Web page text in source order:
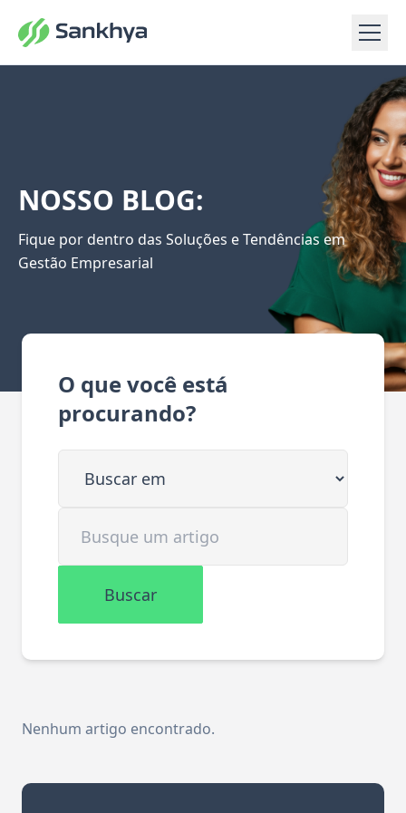
NOSSO BLOG:
Fique por dentro das Soluções e Tendências em
Gestão Empresarial
O que você está
procurando?
Buscar
Nenhum artigo encontrado.